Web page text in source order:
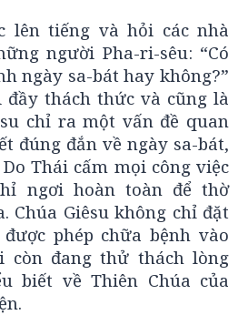
lên tiếng và hỏi các nhà
người Pha-ri-sêu: “Có
ngày sa-bát hay không?”
thách thức và cũng là
chỉ ra một vấn đề quan
đúng đắn về ngày sa-bát,
Thái cấm mọi công việc
ngơi hoàn toàn để thờ
Chúa Giêsu không chỉ đặt
phép chữa bệnh vào
còn đang thử thách lòng
biết về Thiên Chúa của